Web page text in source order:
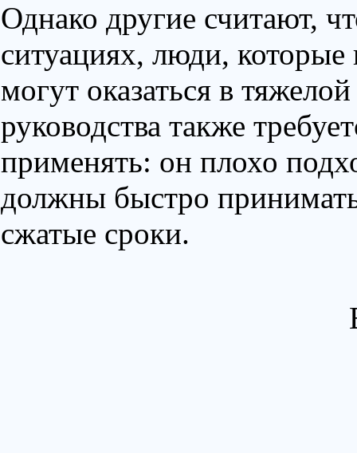
Однако другие считают,
ситуациях, люди, которые
могут оказаться в
руководства также
применять: он плохо
должны быстро
сжатые сроки.